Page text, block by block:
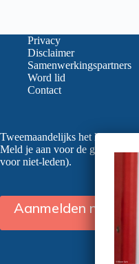
Privacy
Disclaimer
Samenwerkingspartners
Word lid
Contact
Tweemaandelijks het laatste
Meld je aan voor de gratis
voor niet-leden).
Aanmelden